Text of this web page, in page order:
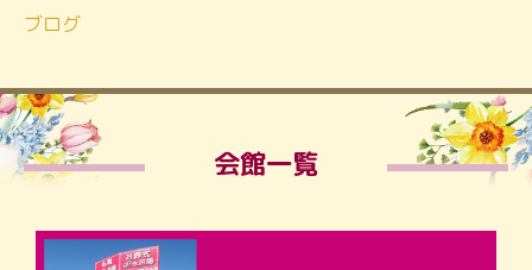
ブログ
会館一覧